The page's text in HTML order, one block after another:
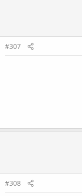
#307
#308